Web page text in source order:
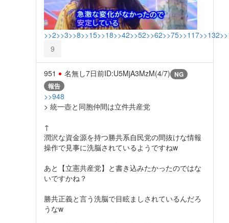
>>2>>3>>8>>15>>18>>42>>52>>62>>75>>117>>132
9
951 名無し7日前ID:U5MjA3MzM(4/7) NG
報告
>>948
> 統一壺と同胞仲間は立件共産党
↑
潤沢な資金源を持つ勝共系自民党の間抜けな情報
操作で見事に洗脳されているようですねw
あと【立憲共産党】と書き込みたかったのではな
いですかね？
勝共正義と言う洗脳で目眩ましされているんだろ
うなw